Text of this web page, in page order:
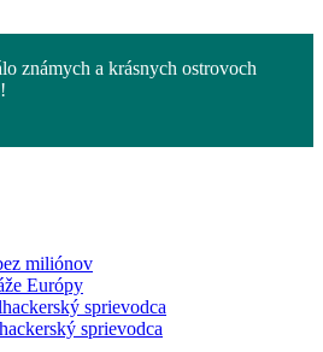
známych a krásnych ostrovoch
miliónov
Európy
sprievodca
sprievodca